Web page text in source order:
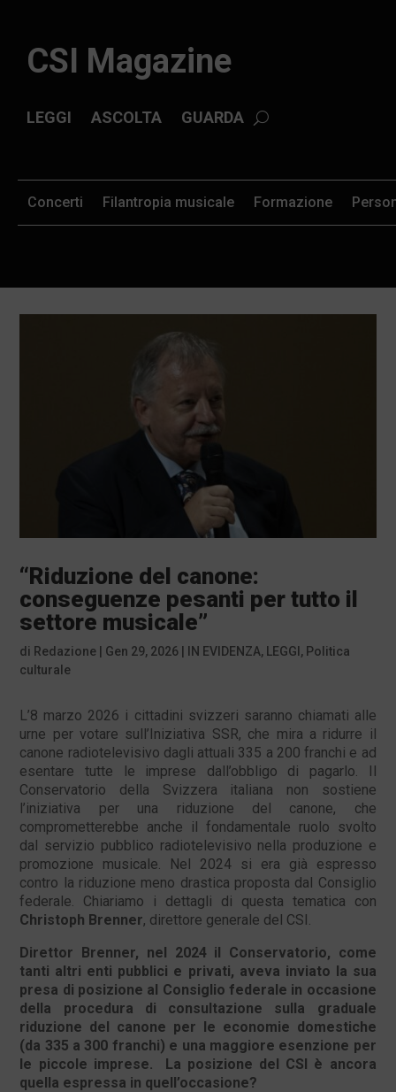
CSI Magazine
ASCOLTA GUARDA
LEGGI
Formazione
Concerti Filantropia musicale
“Riduzione del canone:
conseguenze pesanti per tutto il
settore musicale”
di Redazione Gen 29, 2026 IN EVIDENZA, LEGGI , Politica
culturale
L’8 marzo 2026 i cittadini svizzeri saranno chiamati alle
urne per votare sull’Iniziativa SSR, che mira a ridurre il
canone radiotelevisivo dagli attuali 335 a 200 franchi e ad
esentare tutte le imprese dall’obbligo di pagarlo. Il
Conservatorio della Svizzera italiana non sostiene
l’iniziativa per una riduzione del canone, che
comprometterebbe anche il fondamentale ruolo svolto
dal servizio pubblico radiotelevisivo nella produzione e
promozione musicale. Nel 2024 si era già espresso
contro la riduzione meno drastica proposta dal Consiglio
federale. Chiariamo i dettagli di questa tematica con
Christoph Brenner, direttore generale del CSI.
Direttor Brenner, nel 2024 il Conservatorio, come
tanti altri enti pubblici e privati, aveva inviato la sua
presa di posizione al Consiglio federale in occasione
della procedura di consultazione sulla graduale
riduzione del canone per le economie domestiche
(da 335 a 300 franchi) e una maggiore esenzione per
le piccole imprese. La posizione del CSI è ancora
quella espressa in quell’occasione?